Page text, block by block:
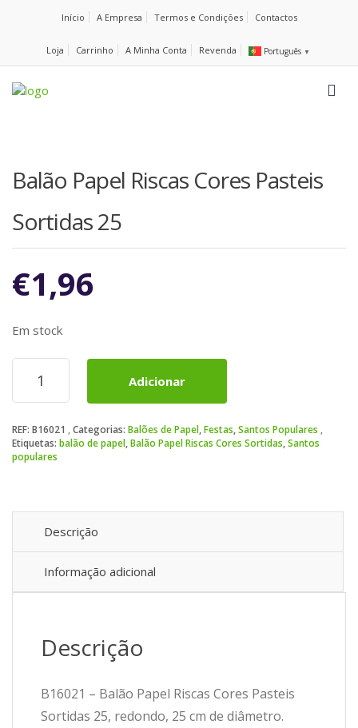
Início A Empresa Termos e Condições Contactos
Loja Carrinho A Minha Conta Revenda Português ▼
Balão Papel Riscas Cores Pasteis
Sortidas 25
€1,96
Em stock
Quantidade
Balão
Riscas
Cores
Pasteis
Adicionar
REF: B16021 Categorias: Balões de Papel,Festas,Santos Populares
Etiquetas: balão de papel,Balão Papel Riscas Cores Sortidas,Santos
populares
Descrição
Informação adicional
Descrição
B16021 – Balão Papel Riscas Cores Pasteis
Sortidas 25, redondo, 25 cm de diâmetro.